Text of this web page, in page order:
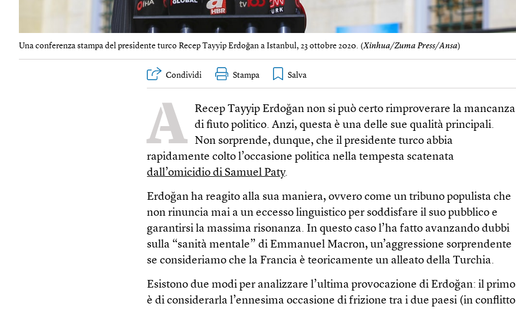
Una conferenza stampa del presidente turco Recep Tayyip Erdoğan a Istanbul, 23 ottobre 2020. (Xinhua/Zuma Press/Ansa)
Condividi Stampa
A
Recep Tayyip Erdoğan non si può certo rimproverare la mancanza
di fiuto politico. Anzi, questa è una delle sue qualità principali.
Non sorprende, dunque, che il presidente turco abbia
rapidamente colto l’occasione politica nella tempesta scatenata
dall’omicidio di Samuel Paty.
Erdoğan ha reagito alla sua maniera, ovvero come un tribuno populista che
non rinuncia mai a un eccesso linguistico per soddisfare il suo pubblico e
garantirsi la massima risonanza. In questo caso l’ha fatto avanzando dubbi
sulla “sanità mentale” di Emmanuel Macron, un’aggressione sorprendente
se consideriamo che la Francia è teoricamente un alleato della Turchia.
Esistono due modi per analizzare l’ultima provocazione di Erdoğan: il primo
è di considerarla l’ennesima occasione di frizione tra i due paesi (in conflitto